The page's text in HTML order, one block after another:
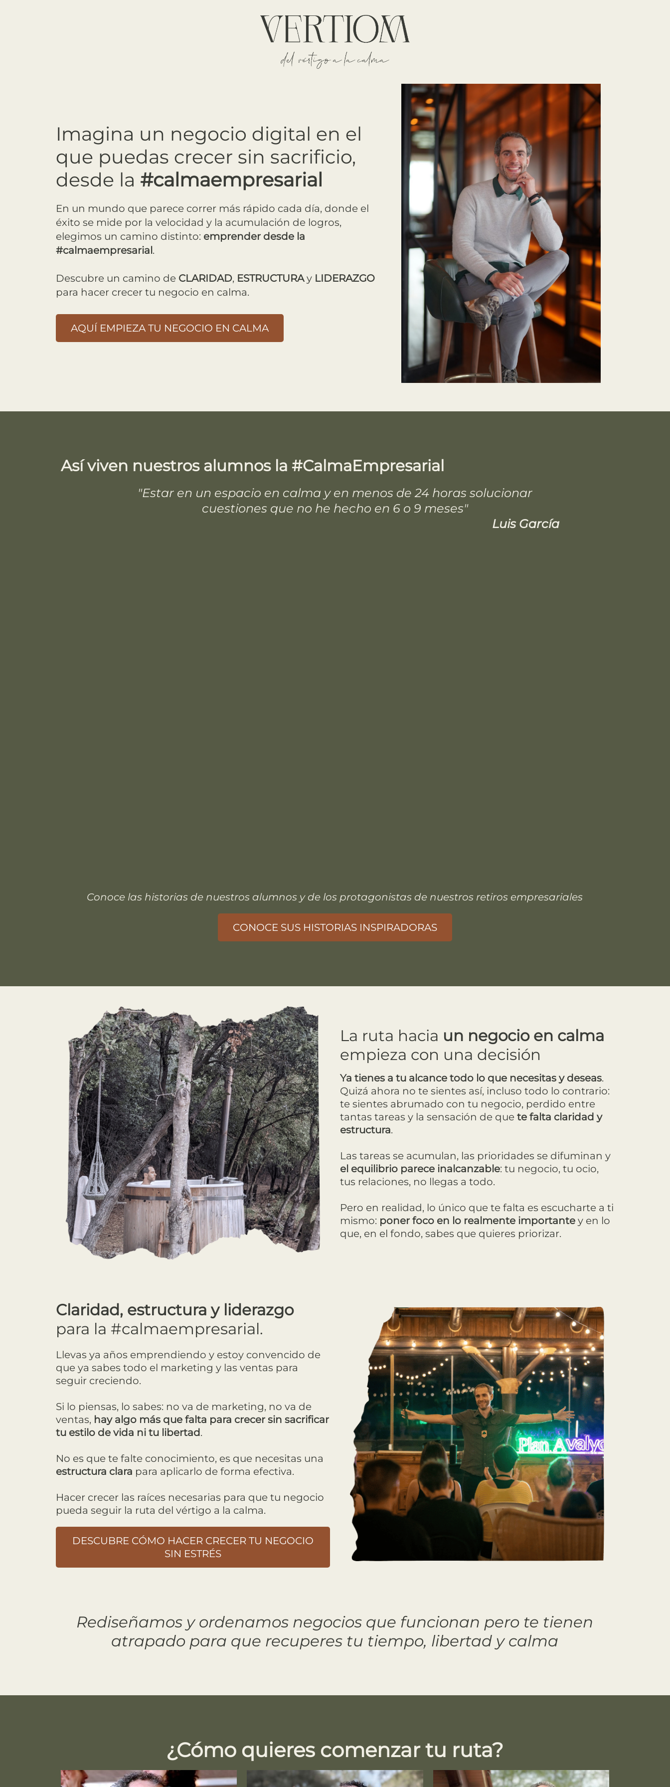
Imagina un negocio digital en el
que puedas crecer sin sacrificio,
desde la #calmaempresarial
En un mundo que parece correr más rápido cada día, donde el
éxito se mide por la velocidad y la acumulación de logros,
elegimos un camino distinto: emprender desde la
#calmaempresarial .
Descubre un camino de CLARIDAD, ESTRUCTURAy LIDERAZGO
para hacer crecer tu negocio en calma.
AQUÍ EMPIEZA TU NEGOCIO EN CALMA
Así viven nuestros alumnos la #CalmaEmpresarial
"Estar en un espacio en calma y en menos de 24 horas solucionar
cuestiones que no he hecho en 6 o 9 meses"
Luis García
Conoce las historias de nuestros alumnos y de los protagonistas de nuestros retiros empresariales
CONOCE SUS HISTORIAS INSPIRADORAS
La ruta hacia un negocio en calma
empieza con una decisión
Ya tienes a tu alcance todo lo que necesitas y deseas.
Quizá ahora no te sientes así, incluso todo lo contrario:
te sientes abrumado con tu negocio, perdido entre
tantas tareas y la sensación de que te falta claridad y
estructura.
Las tareas se acumulan, las prioridades se difuminan y
el equilibrio parece inalcanzable: tu negocio, tu ocio,
tus relaciones, no llegas a todo.
Pero en realidad, lo único que te falta es escucharte a ti
mismo: poner foco en lo realmente importante y en lo
que, en el fondo, sabes que quieres priorizar.
Claridad, estructura y liderazgo
para la #calmaempresarial.
Llevas ya años emprendiendo y estoy convencido de
que ya sabes todo el marketing y las ventas para
seguir creciendo.
Si lo piensas, lo sabes: no va de marketing, no va de
ventas, hay algo más que falta para crecer sin sacrificar
tu estilo de vida ni tu libertad.
No es que te falte conocimiento, es que necesitas una
estructura clara para aplicarlo de forma efectiva.
Hacer crecer las raíces necesarias para que tu negocio
pueda seguir la ruta del vértigo a la calma.
DESCUBRE CÓMO HACER CRECER TU NEGOCIO
SIN ESTRÉS
Rediseñamos y ordenamos negocios que funcionan pero te tienen
atrapado para que recuperes tu tiempo, libertad y calma
¿Cómo quieres comenzar tu ruta?